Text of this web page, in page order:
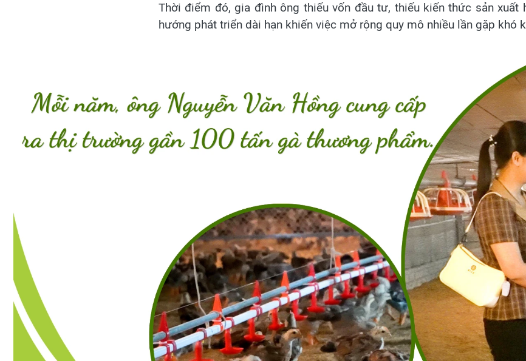
Thời điểm đó, gia đình ông thiếu vốn đầu tư, thiếu kiến thức sản xuất
hướng phát triển dài hạn khiến việc mở rộng quy mô nhiều lần gặp khó